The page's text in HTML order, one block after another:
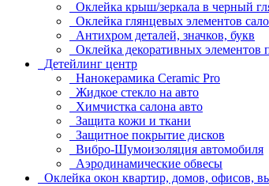
Оклейка крыш/зеркала в черный
Оклейка глянцевых элементов
Антихром деталей, значков, букв
Оклейка декоративных элементов
Детейлинг центр
Нанокерамика Ceramic Pro
Жидкое стекло на авто
Химчистка салона авто
Защита кожи и ткани
Защитное покрытие дисков
Вибро-Шумоизоляция автомобиля
Аэродинамические обвесы
Оклейка окон квартир, домов, офисов,